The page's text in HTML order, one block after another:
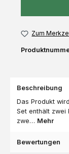
Zum
Beschreibung
Das Produkt
Set enthält zwei
zwe… Mehr
Bewertungen